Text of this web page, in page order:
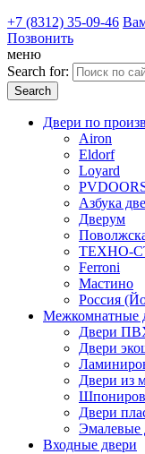
+7 (8312) 35-09-46
Позвонить
меню
Search for:
Двери по
Airon
Eldorf
Loyard
Азбука
Дверум
ТЕХНО-
Ferroni
Мастино
Россия
Межкомнатные
Двери
Двери
Двери из
Двери
Эмалевые
Входные двери